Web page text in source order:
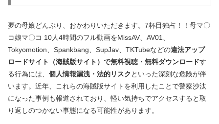
夢の母娘どんぶり、おかわりいただきます。7杯目独占！！母マ〇
コ娘マ〇コ 10人4時間のフル動画をMissAV、AV01、
Tokyomotion、Spankbang、SupJav、TKTubeなどの違法アップ
ロードサイト（海賊版サイト）で無料視聴・無料ダウンロードす
る行為には、 個人情報漏洩・法的リスク といった深刻な危険が伴
います。近年、これらの海賊版サイトを利用したことで警察沙汰
になった事例も報道されており、軽い気持ちでアクセスすると取
り返しのつかない事態になる可能性があります。